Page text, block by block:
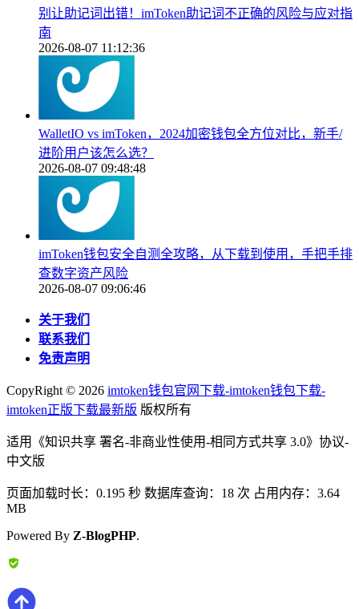
别让助记词出错！imToken助记词不正确的风险与应对指
南
2026-08-07 11:12:36
WalletIO vs imToken，2024加密钱包全方位对比，新手/
进阶用户该怎么选？
2026-08-07 09:48:48
imToken钱包安全自测全攻略，从下载到使用，手把手排
查数字资产风险
2026-08-07 09:06:46
关于我们
联系我们
免责声明
CopyRight © 2026 imtoken钱包官网下载-imtoken钱包下载-
imtoken正版下载最新版 版权所有
适用《知识共享 署名-非商业性使用-相同方式共享 3.0》协议-
中文版
页面加载时长：0.195 秒 数据库查询：18 次 占用内存：3.64
MB
Powered By Z-BlogPHP.